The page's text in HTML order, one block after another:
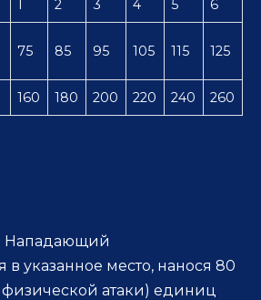
1
2
3
4
5
6
75 85 95 105 115 125
160 180 200 220 240 260
Нападающий
в указанное место, нанося 80
атаки) единиц